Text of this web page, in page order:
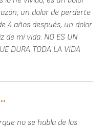
un dolor de perderte
4 años después, un dolor
de mi vida. NO ES UN
DURA TODA LA VIDA
no se habla de los